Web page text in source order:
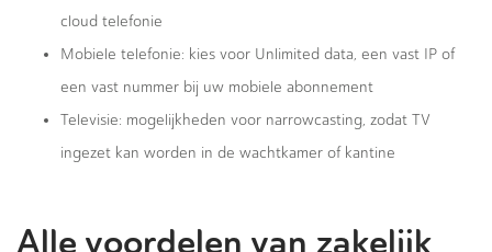
cloud telefonie
Mobiele telefonie: kies voor Unlimited data, een vast IP of
een vast nummer bij uw mobiele abonnement
Televisie: mogelijkheden voor narrowcasting, zodat TV
ingezet kan worden in de wachtkamer of kantine
Alle voordelen van zakelijk